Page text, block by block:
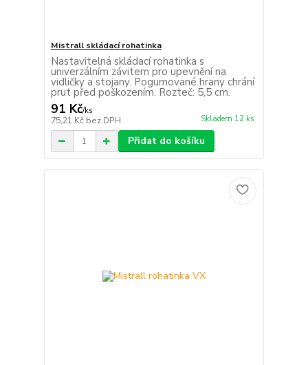
Mistrall skládací rohatinka
Nastavitelná skládací rohatinka s
univerzálním závitem pro upevnění na
vidličky a stojany. Pogumované hrany chrání
prut před poškozením. Rozteč: 5,5 cm.
91 Kč/ks
75,21 Kč bez DPH Skladem 12 ks
Přidat do košíku